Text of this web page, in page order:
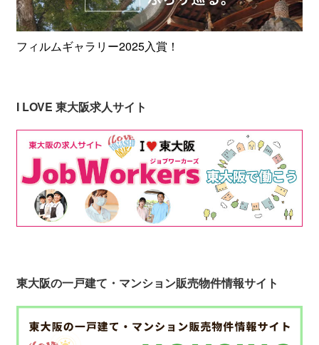
フィルムギャラリー2025入賞！
I LOVE 東大阪求人サイト
東大阪の一戸建て・マンション販売物件情報サイト